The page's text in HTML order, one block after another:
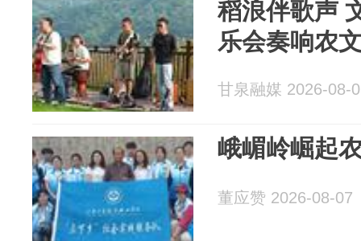
稻浪伴歌声
乐会奏响农
甘泉融媒 2026-08-
峨嵋岭崛起
董应赞 2026-08-07